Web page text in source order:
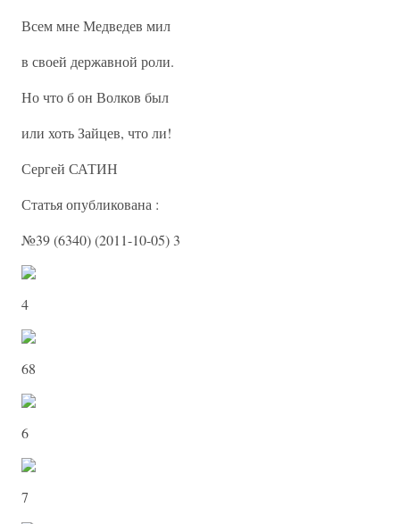
Всем мне Медведев мил
в своей державной роли.
Но что б он Волков был
или хоть Зайцев, что ли!
Сергей САТИН
Статья опубликована :
№39 (6340) (2011-10-05) 3
4
68
6
7